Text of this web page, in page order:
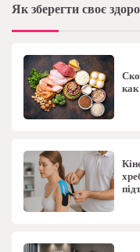
Як зберегти своє